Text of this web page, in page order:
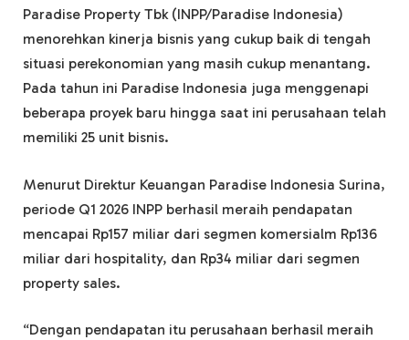
Paradise Property Tbk (INPP/Paradise Indonesia)
menorehkan kinerja bisnis yang cukup baik di tengah
situasi perekonomian yang masih cukup menantang.
Pada tahun ini Paradise Indonesia juga menggenapi
beberapa proyek baru hingga saat ini perusahaan telah
memiliki 25 unit bisnis.
Menurut Direktur Keuangan Paradise Indonesia Surina,
periode Q1 2026 INPP berhasil meraih pendapatan
mencapai Rp157 miliar dari segmen komersialm Rp136
miliar dari hospitality, dan Rp34 miliar dari segmen
property sales.
“Dengan pendapatan itu perusahaan berhasil meraih